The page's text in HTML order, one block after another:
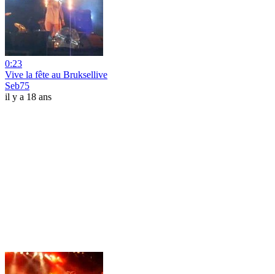
0:23
Vive la fête au Bruksellive
Seb75
il y a 18 ans